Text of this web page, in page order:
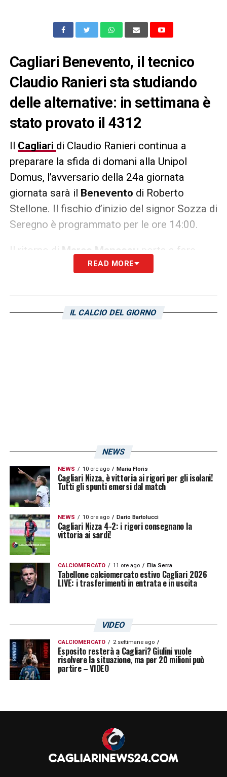
Cagliari Benevento, il tecnico
Claudio Ranieri sta studiando
delle alternative: in settimana è
stato provato il 4312
Il Cagliari di Claudio Ranieri continua a
preparare la sfida di domani alla Unipol
Domus, l’avversario della 24a giornata
giornata sarà il Benevento di Roberto
Stellone. Il fischio d’inizio del signor Sozza di
Seregno è programmato per le ore 14:00.
Il ritorno di Marco Mancosu
porta a fare
delle valutazioni di tipo tattico, il tutto anche
Deiola, Rog, Nandez e Viola. Quest’oggi
L’Unione Sardapalesa la possibilità
READ MORE
IL CALCIO DEL GIORNO
NEWS
NEWS 10 ore ago Maria Floris
Cagliari Nizza, è vittoria ai rigori per gli isolani!
Tutti gli spunti emersi dal match
NEWS 10 ore ago Dario Bartolucci
Cagliari Nizza 4-2: i rigori consegnano la
vittoria ai sardi!
CALCIOMERCATO 11 ore ago Elia Serra
Tabellone calciomercato estivo Cagliari 2026
LIVE: i trasferimenti in entrata e in uscita
VIDEO
CALCIOMERCATO 2 settimane ago
Esposito resterà a Cagliari? Giulini vuole
risolvere la situazione, ma per 20 milioni può
partire – VIDEO